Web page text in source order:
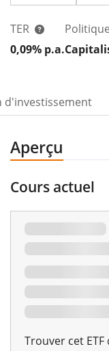
TER
0,09% p.a.
d'investissement
Aperçu
Cours actuel
Trouver cet